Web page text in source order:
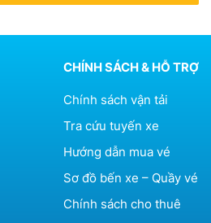
CHÍNH SÁCH & HỖ TRỢ
Chính sách vận tải
Tra cứu tuyến xe
Hướng dẫn mua vé
Sơ đồ bến xe – Quầy vé
Chính sách cho thuê